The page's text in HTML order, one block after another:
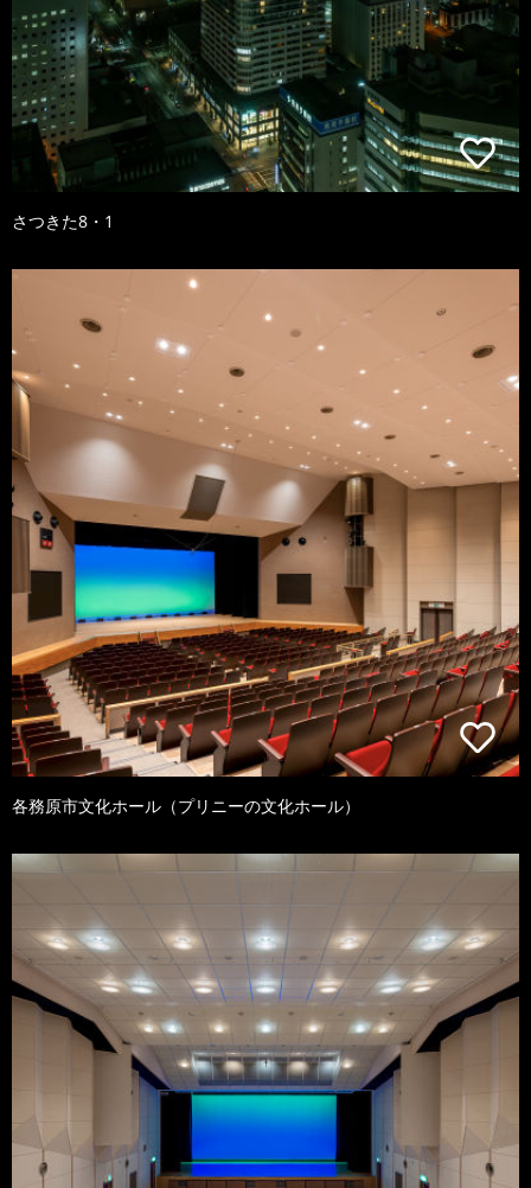
さつきた8・1
各務原市文化ホール（プリニーの文化ホール）